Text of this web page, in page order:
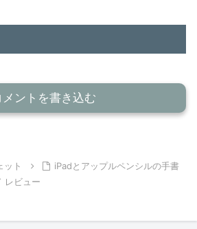
メントを書き込む
ット
iPadとアップルペンシルの手書
レビュー